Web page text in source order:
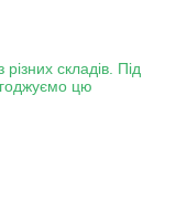
складів. Під
цю